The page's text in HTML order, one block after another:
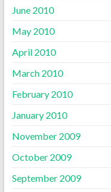
June 2010
May 2010
April 2010
March 2010
February 2010
January 2010
November 2009
October 2009
September 2009